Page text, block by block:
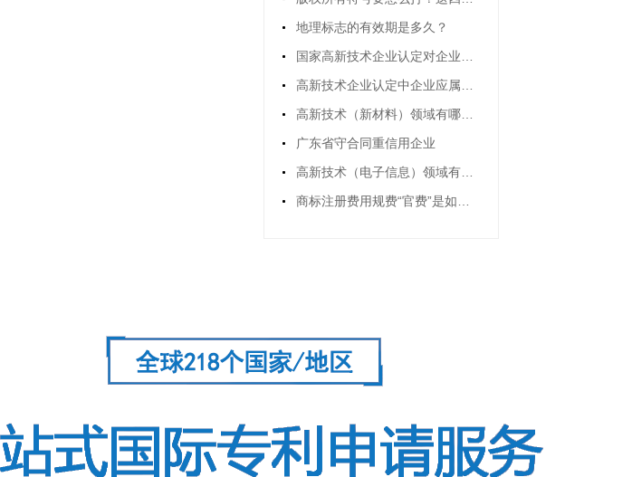
地理标志的有效期是多久？
国家高新技术企业认定对企业从业人员有哪些要求？(高新技术企业认定条件有哪些)
高新技术企业认定中企业应属的领域及细分行业
高新技术（新材料）领域有哪些？(高新技术领域新材料包括哪些)
广东省守合同重信用企业
高新技术（电子信息）领域有哪些？(高新技术企业电子信息行业)
商标注册费用规费“官费”是如何规定的？